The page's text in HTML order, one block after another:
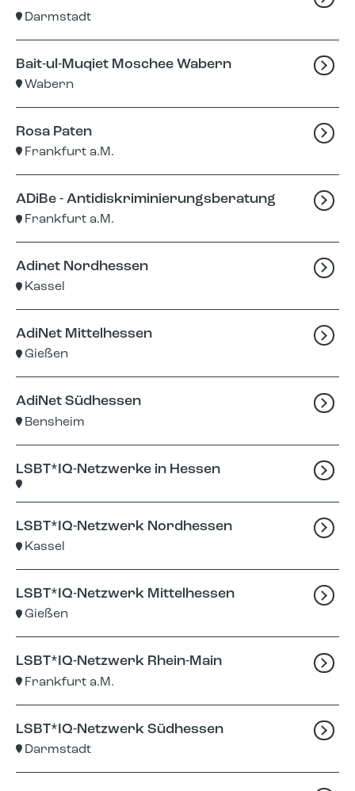
Darmstadt
Bait-ul-Muqiet Moschee Wabern
Wabern
Rosa Paten
Frankfurt a.M.
ADiBe - Antidiskriminierungsberatung
Frankfurt a.M.
Adinet Nordhessen
Kassel
AdiNet Mittelhessen
Gießen
AdiNet Südhessen
Bensheim
LSBT*IQ-Netzwerke in Hessen
LSBT*IQ-Netzwerk Nordhessen
Kassel
LSBT*IQ-Netzwerk Mittelhessen
Gießen
LSBT*IQ-Netzwerk Rhein-Main
Frankfurt a.M.
LSBT*IQ-Netzwerk Südhessen
Darmstadt